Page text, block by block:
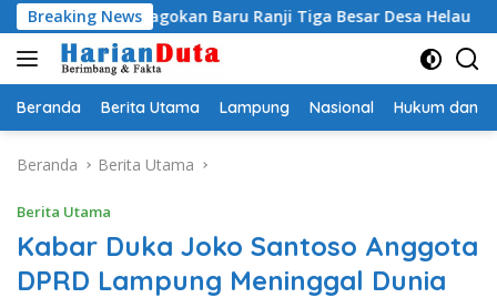
Langsung
ke
konten
Breaking News
Jagokan Baru Ranji Tiga Besar Desa Helau
Beranda Berita Utama Lampung Nasional Hukum dan
Beranda Berita Utama
Berita Utama
Kabar Duka Joko Santoso Anggota
DPRD Lampung Meninggal Dunia